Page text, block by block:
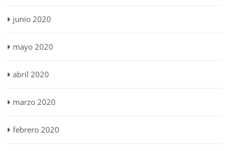
junio 2020
mayo 2020
abril 2020
marzo 2020
febrero 2020